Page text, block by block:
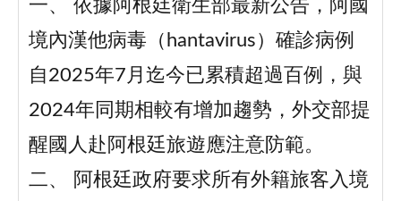
一、 依據阿根廷衛生部最新公告，阿國
境內漢他病毒（hantavirus）確診病例
自2025年7月迄今已累積超過百例，與
2024年同期相較有增加趨勢，外交部提
醒國人赴阿根廷旅遊應注意防範。
二、 阿根廷政府要求所有外籍旅客入境